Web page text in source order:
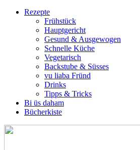
Rezepte
Frühstück
Hauptgericht
Gesund & Ausgewogen
Schnelle Küche
Vegetarisch
Backstube & Süsses
vu liaba Fründ
Drinks
Tipps & Tricks
Bi üs daham
Bücherkiste